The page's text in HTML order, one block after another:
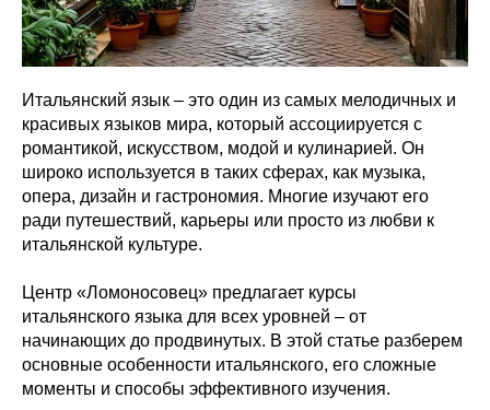
Итальянский язык – это один из самых мелодичных и
красивых языков мира, который ассоциируется с
романтикой, искусством, модой и кулинарией. Он
широко используется в таких сферах, как музыка,
опера, дизайн и гастрономия. Многие изучают его
ради путешествий, карьеры или просто из любви к
итальянской культуре.
Центр «Ломоносовец» предлагает курсы
итальянского языка для всех уровней – от
начинающих до продвинутых. В этой статье разберем
основные особенности итальянского, его сложные
моменты и способы эффективного изучения.